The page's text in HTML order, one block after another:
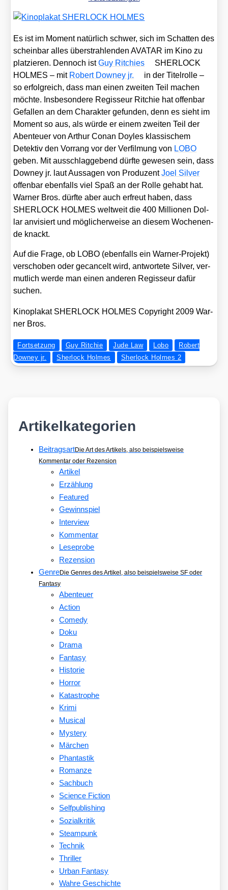
Es ist im Moment natür­lich schwer, sich im Schat­ten des
schein­bar alles über­strah­len­den AVATAR im Kino zu
plat­zie­ren. Den­noch istGuy Rit­chies
SHERLOCK
HOLMES – mit Robert Dow­ney jr.
in der Titel­rol­le –
so erfolg­reich, dass man einen zwei­ten Teil machen
möch­te. Ins­be­son­de­re Regis­seur Rit­chie hat offen­bar
Gefal­len an dem Cha­rak­ter gefun­den, denn es sieht im
Moment so aus, als wür­de er einem zwei­ten Teil der
Aben­teu­er von Arthur Conan Doyl­es klas­si­schem
Detek­tiv den Vor­rang vor der Ver­fil­mung von LOBO
geben. Mit aus­schlag­ge­bend dürf­te gewe­sen sein, dass
Dow­ney jr. laut Aus­sa­gen von Pro­du­zentJoel Sil­ver
offen­bar eben­falls viel Spaß an der Rol­le gehabt hat.
War­ner Bros. dürf­te aber auch erfreut haben, dass
SHERLOCK HOLMES welt­weit die 400 Mil­lio­nen Dol­
lar anvi­siert und mög­li­cher­wei­se an die­sem Wochen­en­
de knackt.
Auf die Fra­ge, ob LOBO (eben­falls ein War­ner-Pro­jekt)
ver­scho­ben oder gecan­celt wird, ant­wor­te­te Sil­ver, ver­
mut­lich wer­de man einen ande­ren Regis­seur dafür
suchen.
Kino­pla­kat SHERLOCK HOLMES Copy­right 2009 War­
ner Bros.
Fortsetzung Guy Ritchie Jude Law Lobo
Robert
Downey jr.
Sherlock Holmes Sherlock Holmes 2
Artikelkategorien
BeitragsartDie Art des Artikels, also beispielsweise
Kommentar oder Rezension
Artikel
Erzählung
Featured
Gewinnspiel
Interview
Kommentar
Leseprobe
Rezension
GenreDie Genres des Artikel, also beispielsweise SF oder
Fantasy
Abenteuer
Action
Comedy
Doku
Drama
Fantasy
Historie
Horror
Katastrophe
Krimi
Musical
Mystery
Märchen
Phantastik
Romanze
Sachbuch
Science Fiction
Selfpublishing
Sozialkritik
Steampunk
Technik
Thriller
Urban Fantasy
Wahre Geschichte